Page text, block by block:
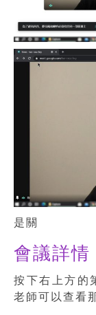
是關
會議詳情
按下右上方的
老師可以查看